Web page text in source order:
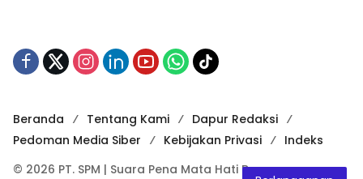
Beranda Tentang Kami
Dapur Redaksi
Pedoman Media Siber
Kebijakan Privasi
Indeks
© 2026 PT. SPM | Suara Pena Mata Hati Bangsa